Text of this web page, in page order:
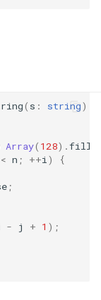
( s : string)
Array( 128).fill
< n ; ++i)
{
;
- j + 1 );